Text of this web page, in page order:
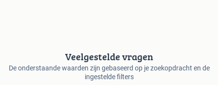
Veelgestelde vragen
De onderstaande waarden zijn gebaseerd op je zoekopdracht en de
ingestelde filters